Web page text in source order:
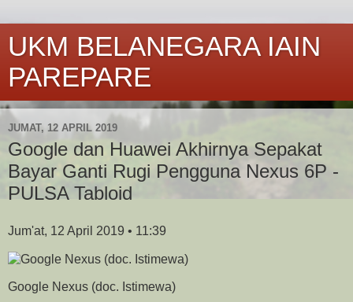
UKM BELANEGARA IAIN
PAREPARE
JUMAT, 12 APRIL 2019
Google dan Huawei Akhirnya Sepakat
Bayar Ganti Rugi Pengguna Nexus 6P -
PULSA Tabloid
Jum'at, 12 April 2019 • 11:39
Google Nexus (doc. Istimewa)